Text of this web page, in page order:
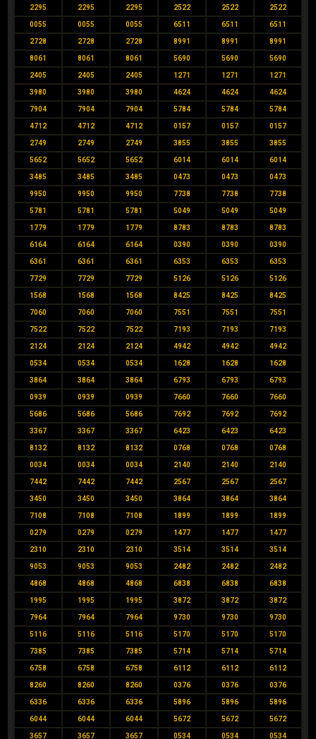
2295 2295 2295 2522 2522 2522
0055 0055 0055 6511 6511 6511
2728 2728 2728 8991 8991 8991
8061 8061 8061 5690 5690 5690
2405 2405 2405 1271 1271 1271
3980 3980 3980 4624 4624 4624
7904 7904 7904 5784 5784 5784
4712 4712 4712 0157 0157 0157
2749 2749 2749 3855 3855 3855
5652 5652 5652 6014 6014 6014
3485 3485 3485 0473 0473 0473
9950 9950 9950 7738 7738 7738
5781 5781 5781 5049 5049 5049
1779 1779 1779 8783 8783 8783
6164 6164 6164 0390 0390 0390
6361 6361 6361 6353 6353 6353
7729 7729 7729 5126 5126 5126
1568 1568 1568 8425 8425 8425
7060 7060 7060 7551 7551 7551
7522 7522 7522 7193 7193 7193
2124 2124 2124 4942 4942 4942
0534 0534 0534 1628 1628 1628
3864 3864 3864 6793 6793 6793
0939 0939 0939 7660 7660 7660
5686 5686 5686 7692 7692 7692
3367 3367 3367 6423 6423 6423
8132 8132 8132 0768 0768 0768
0034 0034 0034 2140 2140 2140
7442 7442 7442 2567 2567 2567
3450 3450 3450 3864 3864 3864
7108 7108 7108 1899 1899 1899
0279 0279 0279 1477 1477 1477
2310 2310 2310 3514 3514 3514
9053 9053 9053 2482 2482 2482
4868 4868 4868 6838 6838 6838
1995 1995 1995 3872 3872 3872
7964 7964 7964 9730 9730 9730
5116 5116 5116 5170 5170 5170
7385 7385 7385 5714 5714 5714
6758 6758 6758 6112 6112 6112
8260 8260 8260 0376 0376 0376
6336 6336 6336 5896 5896 5896
6044 6044 6044 5672 5672 5672
3657 3657 3657 0534 0534 0534